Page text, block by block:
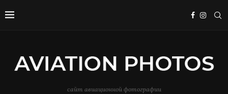
сайт авиационной фотографии